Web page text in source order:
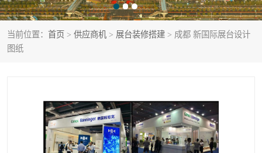
当前位置： 首页 > 供应商机 > 展台装修搭建 > 成都 新国际展台设计
图纸
展会装修设计 展会搭建
活动策划 展会服务